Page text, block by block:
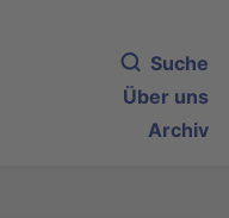
Suche
Über uns
Archiv